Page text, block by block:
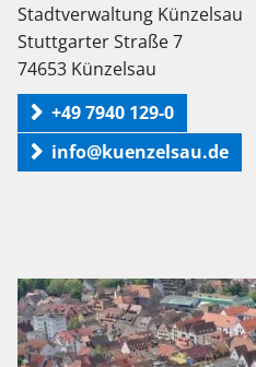
Stadtverwaltung Künzelsau
Stuttgarter Straße 7
74653 Künzelsau
+49 7940 129-0
info@kuenzelsau.de